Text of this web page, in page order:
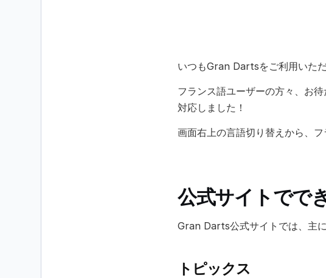
いつもGran Dartsをご利用いた
フランス語ユーザーの方々、お
対応しました！
画面右上の言語切り替えから、フ
公式サイトでで
Gran Darts公式サイトでは、主
トピックス